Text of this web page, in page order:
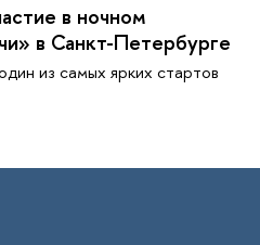
в ночном
в Санкт-Петербурге
из самых ярких стартов